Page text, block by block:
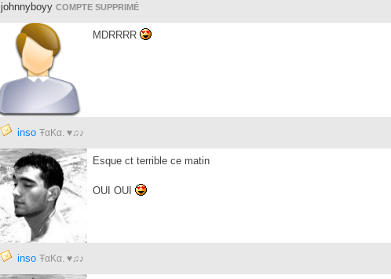
johnnyboyy COMPTE SUPPRIMÉ
MDRRRR
inso ŦαKα. ♥♫♪
Esque ct terrible ce matin
OUI OUI
inso ŦαKα. ♥♫♪